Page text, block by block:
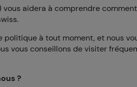
aidera à comprendre
à tout moment, et nous
vous conseillons de visiter
?